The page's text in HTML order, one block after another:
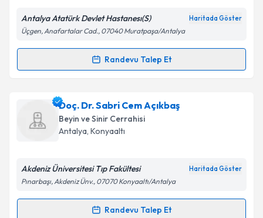
Kişisel verilerimin işlenmesine ilişkin
Metni'ni okudum ve kişisel verilerimin belirtilen
Takvim Talebini Gönder
Antalya Atatürk Devlet Hastanesı(S) Haritada Göster
Üçgen, Anafartalar Cad., 07040 Muratpaşa/Antalya
Randevu Talep Et
Randevu Takvimi Talebi
Dr. İzzet Demireziçin randevu takvimi talebi
oluşturun. Size bu uzmandan randevu almanız için bir
takvim hazırlandığında e-posta ile bilgilendireceğiz.
Kişisel verilerimin işlenmesine ilişkin
Doç. Dr. Sabri Cem Açıkbaş
Beyin ve Sinir Cerrahisi
Antalya, Konyaaltı
Akdeniz Üniversitesi Tıp Fakültesi Haritada Göster
Pınarbaşı, Akdeniz Ünv., 07070 Konyaaltı/Antalya
Randevu Talep Et